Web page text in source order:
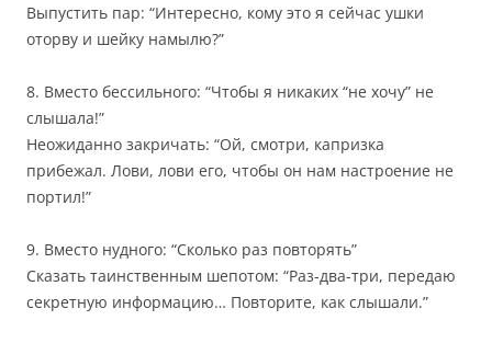
Выпустить пар: “Интересно, кому это я сейчас ушки
оторву и шейку намылю?”
8. Вместо бессильного: “Чтобы я никаких “не хочу” не
слышала!”
Неожиданно закричать: “Ой, смотри, капризка
прибежал. Лови, лови его, чтобы он нам настроение не
портил!”
9. Вместо нудного: “Сколько раз повторять”
Сказать таинственным шепотом: “Раз-два-три, передаю
секретную информацию… Повторите, как слышали.”